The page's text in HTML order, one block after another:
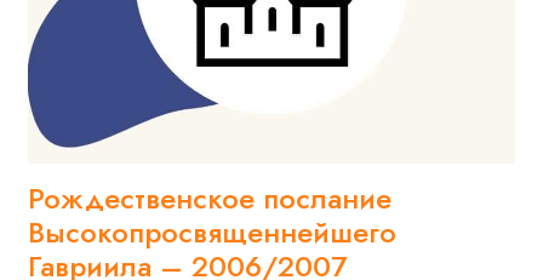
Рождественское послание
Высокопросвященнейшего
Гавриила – 2006/2007